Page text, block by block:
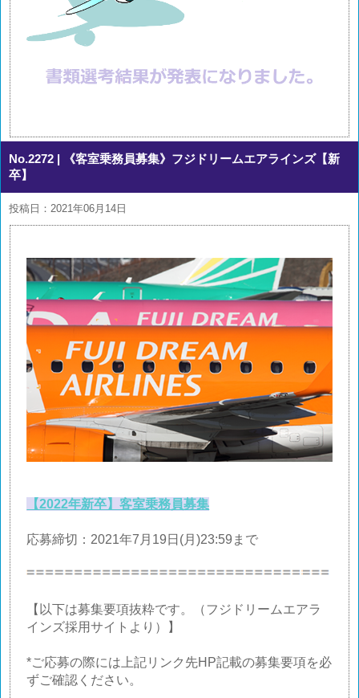
No.2272 | 《客室乗務員募集》フジドリームエアラインズ【新
卒】
投稿日：2021年06月14日
【2022年新卒】客室乗務員募集
応募締切：2021年7月19日(月)23:59まで
【以下は募集要項抜粋です。（フジドリームエアラ
インズ採用サイトより）】
*ご応募の際には上記リンク先HP記載の募集要項を必
ずご確認ください。